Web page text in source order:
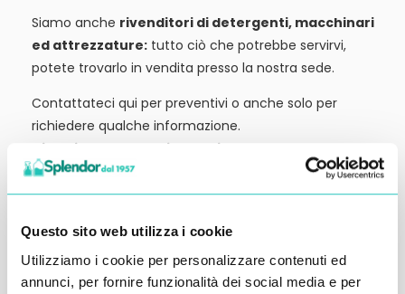
Questo sito web utilizza i cookie
Utilizziamo i cookie per personalizzare contenuti ed
annunci, per fornire funzionalità dei social media e per
Siamo anche rivenditori di detergenti, macchinari
ed attrezzature: tutto ciò che potrebbe servirvi,
potete trovarlo in vendita presso la nostra sede.
Contattateci qui per preventivi o anche solo per
richiedere qualche informazione.
Ci vediamo al prossimo articolo.